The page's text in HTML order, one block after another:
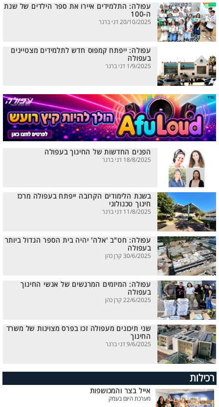
עפולה: התלמידים איירו את ספר הילדים של שנת
ה-100
20/10/2025 דני ברנר
עפולה: ייפתח קמפוס חדש לתלמידים מצטיינים
בעפולה
1/9/2025 דני ברנר
הפנים החדשות של החינוך בעפולה
18/8/2025 דני ברנר
בשנת הלימודים הקרובה ייפתח בעפולה מרכז
חינוך טכנולוגי
11/8/2025 דני ברנר
עפולה: חט"ב 'אלה' יהיה בית הספר הגדול ביותר
בעפולה
30/6/2025 קרן כהן
עפולה: המיזמים המרגשים של אנשי החינוך
בעפולה
22/6/2025 קרן כהן
שני תיכונים מעפולה זכו בפרס מצוינות של משרד
החינוך
9/6/2025 דני ברנר
רכילות
אייל בצר והמכושפות
מערכת היום בעמק